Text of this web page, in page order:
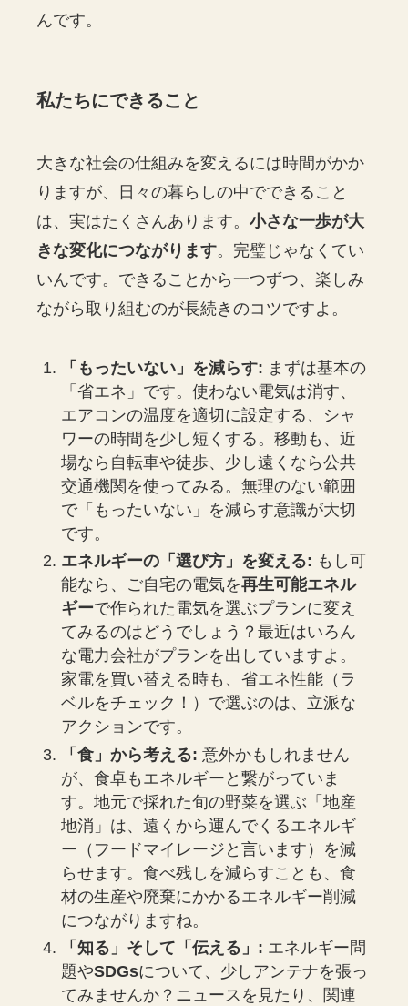
んです。
私たちにできること
大きな社会の仕組みを変えるには時間がかか
りますが、日々の暮らしの中でできること
は、実はたくさんあります。小さな一歩が大
きな変化につながります。完璧じゃなくてい
いんです。できることから一つずつ、楽しみ
ながら取り組むのが長続きのコツですよ。
「もったいない」を減らす: まずは基本の
「省エネ」です。使わない電気は消す、
エアコンの温度を適切に設定する、シャ
ワーの時間を少し短くする。移動も、近
場なら自転車や徒歩、少し遠くなら公共
交通機関を使ってみる。無理のない範囲
で「もったいない」を減らす意識が大切
です。
エネルギーの「選び方」を変える: もし可
能なら、ご自宅の電気を再生可能エネル
ギーで作られた電気を選ぶプランに変え
てみるのはどうでしょう？最近はいろん
な電力会社がプランを出していますよ。
家電を買い替える時も、省エネ性能（ラ
ベルをチェック！）で選ぶのは、立派な
アクションです。
「食」から考える: 意外かもしれません
が、食卓もエネルギーと繋がっていま
す。地元で採れた旬の野菜を選ぶ「地産
地消」は、遠くから運んでくるエネルギ
ー（フードマイレージと言います）を減
らせます。食べ残しを減らすことも、食
材の生産や廃棄にかかるエネルギー削減
につながりますね。
「知る」そして「伝える」: エネルギー問
題やSDGsについて、少しアンテナを張っ
てみませんか？ニュースを見たり、関連